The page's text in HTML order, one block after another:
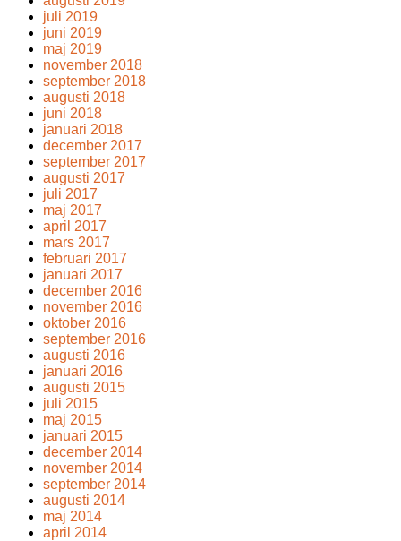
juli 2019
juni 2019
maj 2019
november 2018
september 2018
augusti 2018
juni 2018
januari 2018
december 2017
september 2017
augusti 2017
juli 2017
maj 2017
april 2017
mars 2017
februari 2017
januari 2017
december 2016
november 2016
oktober 2016
september 2016
augusti 2016
januari 2016
augusti 2015
juli 2015
maj 2015
januari 2015
december 2014
november 2014
september 2014
augusti 2014
maj 2014
april 2014